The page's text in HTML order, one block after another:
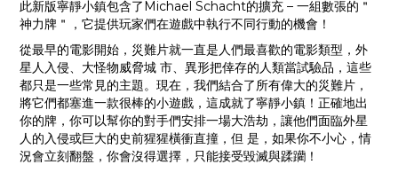
此新版寧靜小鎮包含了Michael Schacht的擴充 – 一組數張的＂
神力牌＂，它提供玩家們在遊戲中執行不同行動的機會！
從最早的電影開始，災難片就一直是人們最喜歡的電影類型，外
星人入侵、大怪物威脅城 市、異形把倖存的人類當試驗品，這些
都只是一些常見的主題。現在，我們結合了所有偉大的災難片，
將它們都塞進一款很棒的小遊戲，這成就了寧靜小鎮！正確地出
你的牌，你可以幫你的對手們安排一場大浩劫，讓他們面臨外星
人的入侵或巨大的史前猩猩橫衝直撞，但 是，如果你不小心，情
況會立刻翻盤，你會沒得選擇，只能接受毀滅與蹂躪！